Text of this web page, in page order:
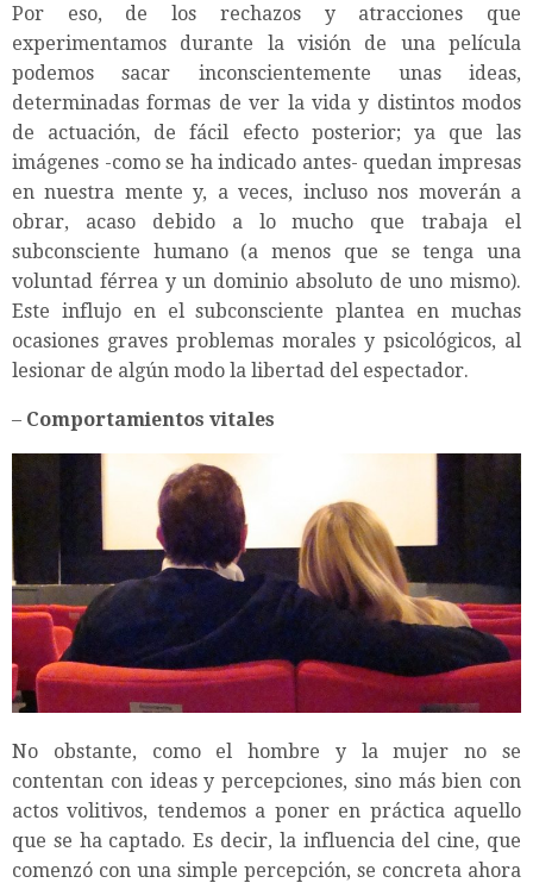
Por eso, de los rechazos y atracciones que
experimentamos durante la visión de una película
podemos sacar inconscientemente unas ideas,
determinadas formas de ver la vida y distintos modos
de actuación, de fácil efecto posterior; ya que las
imágenes -como se ha indicado antes- quedan impresas
en nuestra mente y, a veces, incluso nos moverán a
obrar, acaso debido a lo mucho que trabaja el
subconsciente humano (a menos que se tenga una
voluntad férrea y un dominio absoluto de uno mismo).
Este influjo en el subconsciente plantea en muchas
ocasiones graves problemas morales y psicológicos, al
lesionar de algún modo la libertad del espectador.
– Comportamientos vitales
No obstante, como el hombre y la mujer no se
contentan con ideas y percepciones, sino más bien con
actos volitivos, tendemos a poner en práctica aquello
que se ha captado. Es decir, la influencia del cine, que
comenzó con una simple percepción, se concreta ahora